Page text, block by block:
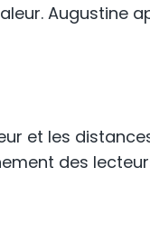
Augustine
et les
des